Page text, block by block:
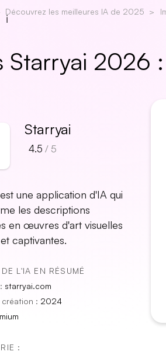
Découvrez les meilleures IA de 2025
Starryai 2026
Starryai
4.5 / 5
une application d'IA qui
les descriptions
en œuvres d'art visuelles
captivantes.
L'IA EN RÉSUMÉ
starryai.com
: 2024
: